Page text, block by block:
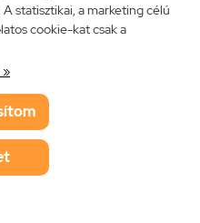
statisztikai, a marketing célú
cookie-kat csak a
»
Bt.